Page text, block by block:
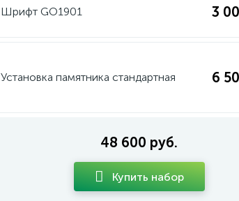
Шрифт GO1901 3
Установка памятника стандартная 6
48 600 руб.
Купить набор